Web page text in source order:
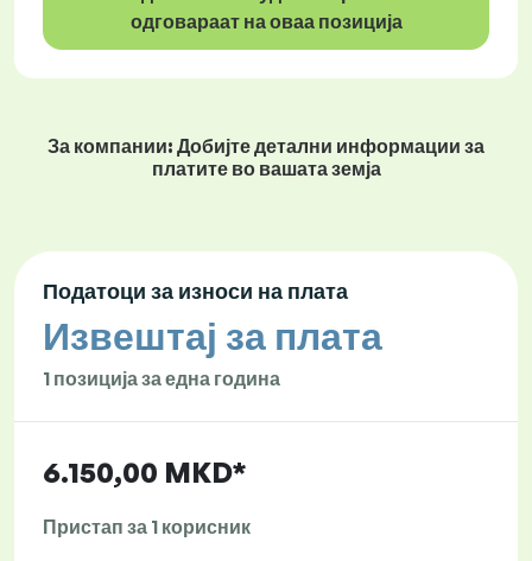
одговараат на оваа позиција
За компании: Добијте детални информации за
платите во вашата земја
Податоци за износи на плата
Извештај за плата
1 позиција за една година
6.150,00 MKD*
Пристап за 1 корисник